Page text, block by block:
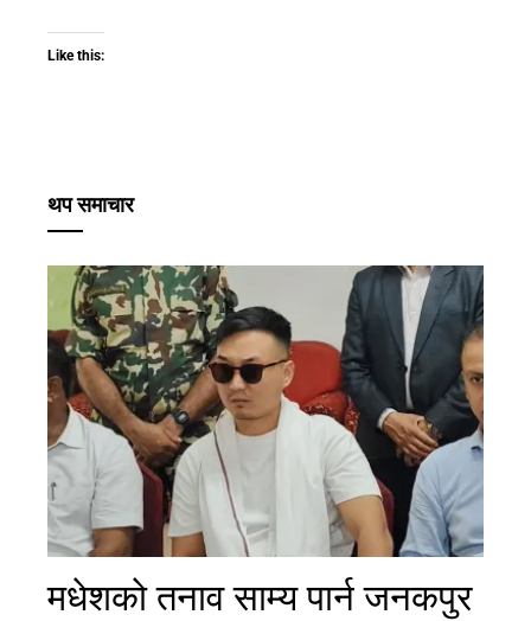
Like this:
थप समाचार
मधेशको तनाव साम्य पार्न जनकपुर